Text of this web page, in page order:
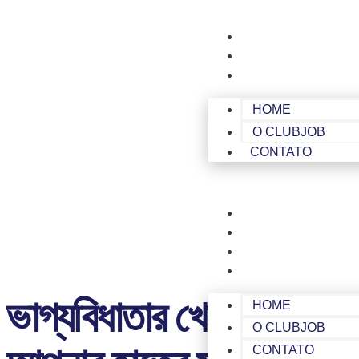
HOME
O CLUBJOB
CONTATO
HOME
O CLUBJOB
CONTATO
ভাগ্যবিধাতার